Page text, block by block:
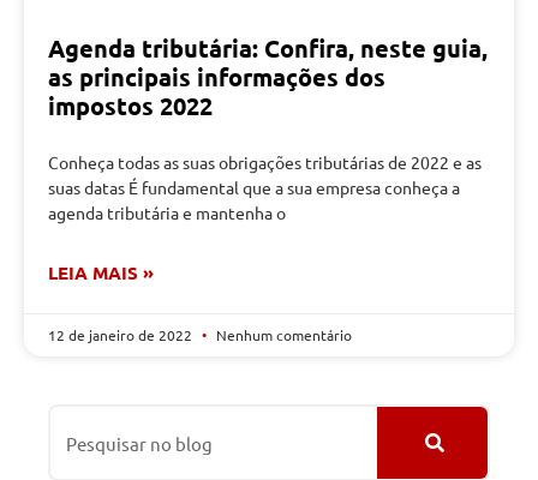
Agenda tributária: Confira, neste guia,
as principais informações dos
impostos 2022
Conheça todas as suas obrigações tributárias de 2022 e as
suas datas É fundamental que a sua empresa conheça a
agenda tributária e mantenha o
LEIA MAIS »
12 de janeiro de 2022 Nenhum comentário